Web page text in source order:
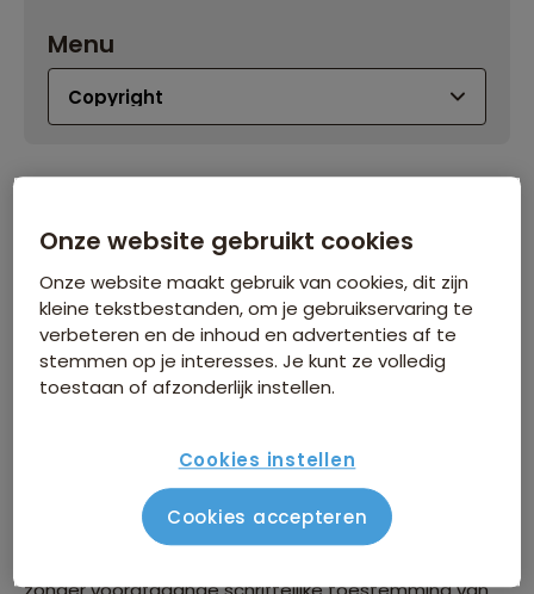
Menu
Copyright
Alle rechten berusten bij Sawadee Reizen B.V., tenzij
anders vermeld. Materiaal van derden wordt
uitsluitend gebruikt met toestemming van de
rechthebbenden. Mocht je ondanks onze
aan materiaal op onze website, laat ons dat dan zo
spoedig mogelijk weten.
Onze website gebruikt cookies
Onze website maakt gebruik van cookies, dit zijn
kleine tekstbestanden, om je gebruikservaring te
verbeteren en de inhoud en advertenties af te
stemmen op je interesses. Je kunt ze volledig
toestaan of afzonderlijk instellen.
Cookies instellen
Cookies accepteren